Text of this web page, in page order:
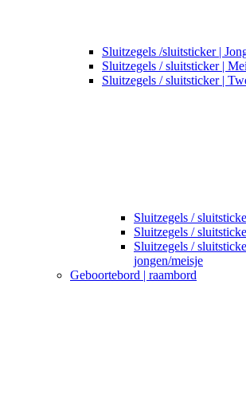
Sluitzegels /sluitsticker |
Sluitzegels / sluitsticker |
Sluitzegels / sluitsticker |
Sluitzegels /
Sluitzegels /
Sluitzegels /
jongen/meisje
Geboortebord | raambord